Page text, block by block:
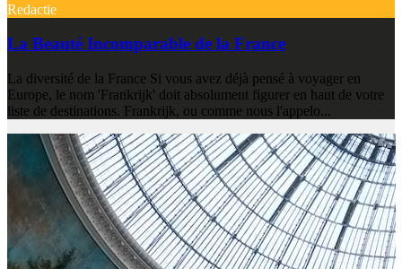
Redactie
La Beauté Incomparable de la France
La diversité de la France Si vous avez déjà pensé à voyager en
Europe, le nom 'Frankrijk' doit absolument figurer en haut de votre
liste de destinations. Frankrijk, ou comme nous l'appelo...